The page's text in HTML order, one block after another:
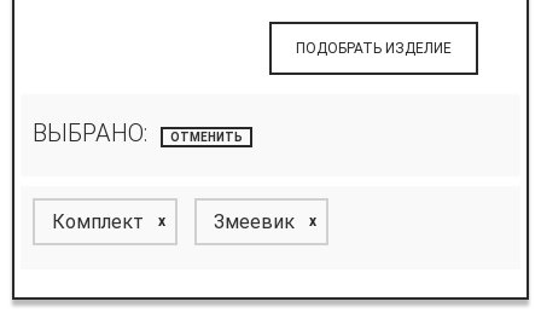
ПОДОБРАТЬ ИЗДЕЛИЕ
ВЫБРАНО: ОТМЕНИТЬ
Комплект x Змеевик x